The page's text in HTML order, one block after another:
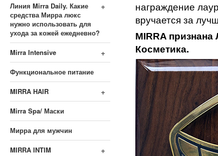
+
Линия Mirra Daily. Какие
средства Мирра люкс
нужно использовать для
ухода за кожей ежедневно?
+
Mirra Intensive
Функциональное питание
+
MIRRA HAIR
Mirra Spa/ Маски
Мирра для мужчин
+
MIRRA INTIM
награждение
вручается за
MIRRA
Косметика.